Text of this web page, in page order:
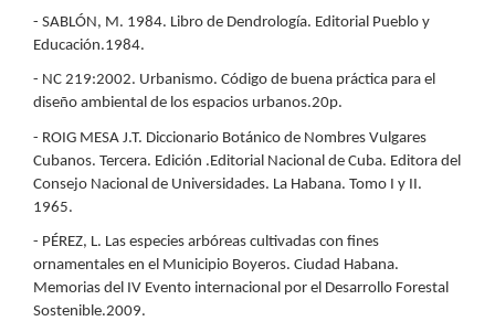
- SABLÓN, M. 1984. Libro de Dendrología. Editorial Pueblo y
Educación.1984.
- NC 219:2002. Urbanismo. Código de buena práctica para el
diseño ambiental de los espacios urbanos.20p.
- ROIG MESA J.T. Diccionario Botánico de Nombres Vulgares
Cubanos. Tercera. Edición .Editorial Nacional de Cuba. Editora del
Consejo Nacional de Universidades. La Habana. Tomo I y II.
1965.
- PÉREZ, L. Las especies arbóreas cultivadas con fines
ornamentales en el Municipio Boyeros. Ciudad Habana.
Memorias del IV Evento internacional por el Desarrollo Forestal
Sostenible.2009.